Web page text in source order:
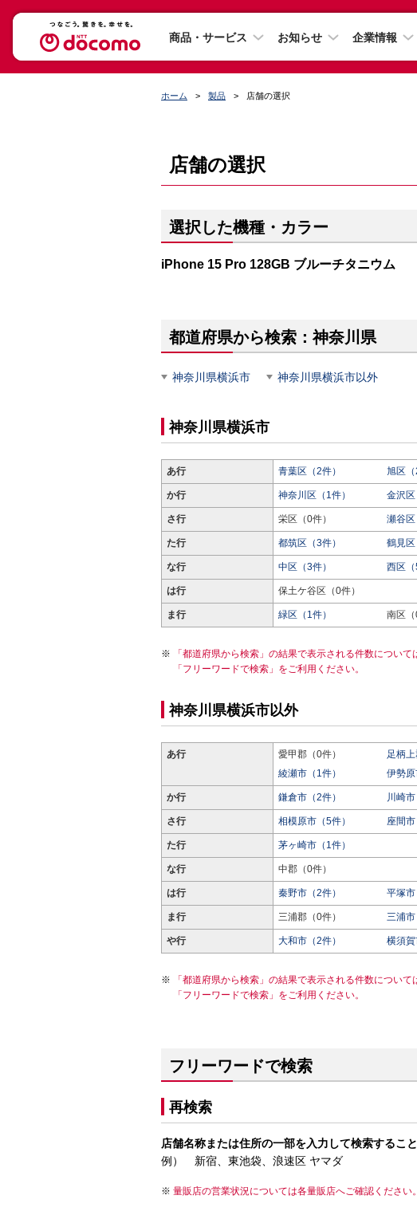
商品・サービス お知らせ 企業情報
ホーム 製品 店舗の選択
店舗の選択
選択した機種・カラー
iPhone 15 Pro 128GB ブルーチタニウム
都道府県から検索：神奈川県
神奈川県横浜市 神奈川県横浜市以外
神奈川県横浜市
あ行 青葉区（2件） 旭区（
か行 神奈川区（1件） 金沢区
さ行 栄区（0件） 瀬谷区
た行 都筑区（3件） 鶴見区
な行 中区（3件） 西区（
は行 保土ケ谷区（0件）
ま行 緑区（1件） 南区（
「都道府県から検索」の結果で表示される件数につい
「フリーワードで検索」をご利用ください。
神奈川県横浜市以外
あ行 愛甲郡（0件） 足柄上
綾瀬市（1件）
伊勢原
か行 鎌倉市（2件） 川崎市
さ行 相模原市（5件） 座間市
た行 茅ヶ崎市（1件）
な行 中郡（0件）
は行 秦野市（2件） 平塚市
ま行 三浦郡（0件） 三浦市
や行 大和市（2件） 横須賀
「都道府県から検索」の結果で表示される件数につい
「フリーワードで検索」をご利用ください。
フリーワードで検索
再検索
店舗名称または住所の一部を入力して検索すること
例） 新宿、東池袋、浪速区 ヤマダ
量販店の営業状況については各量販店へご確認ください。